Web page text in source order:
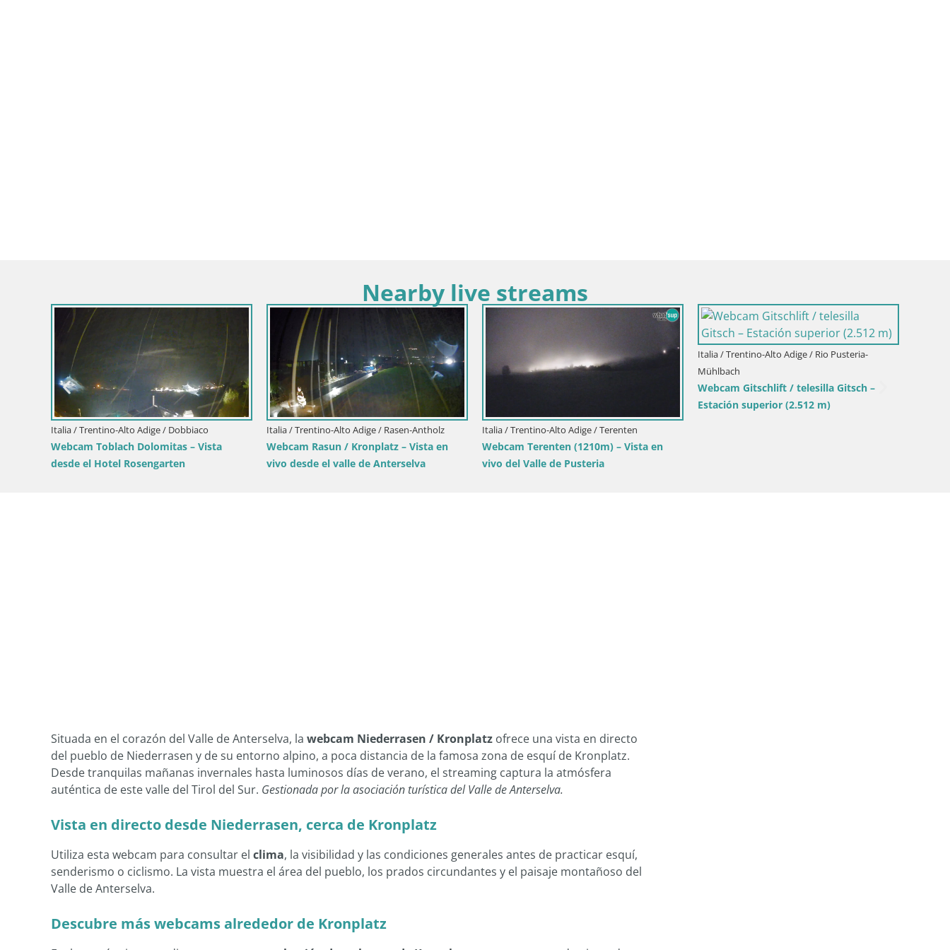
Nearby live streams
Italia / Trentino-Alto Adige / Brunico
Cima estación de esquí Kronplatz | vista
hacia Brunico
Italia / Trentino-Alto Adige / Brunico
Cima Kronplatz | vista a Valdaora –
Olang
Italia / Trentino-Alto Adige / Brunico
Kronplatz | cima | 2275m
Italia / Trentino-Alto Adige / Rio Pusteria-
Mühlbach
Hotel Masl | Rio Pusteria | Valles
Situada en el corazón del Valle de Anterselva, la webcam Niederrasen / Kronplatz ofrece una vista en directo
del pueblo de Niederrasen y de su entorno alpino, a poca distancia de la famosa zona de esquí de Kronplatz.
Desde tranquilas mañanas invernales hasta luminosos días de verano, el streaming captura la atmósfera
auténtica de este valle del Tirol del Sur. Gestionada por la asociación turística del Valle de Anterselva.
Vista en directo desde Niederrasen, cerca de Kronplatz
Utiliza esta webcam para consultar el clima, la visibilidad y las condiciones generales antes de practicar esquí,
senderismo o ciclismo. La vista muestra el área del pueblo, los prados circundantes y el paisaje montañoso del
Valle de Anterselva.
Descubre más webcams alrededor de Kronplatz